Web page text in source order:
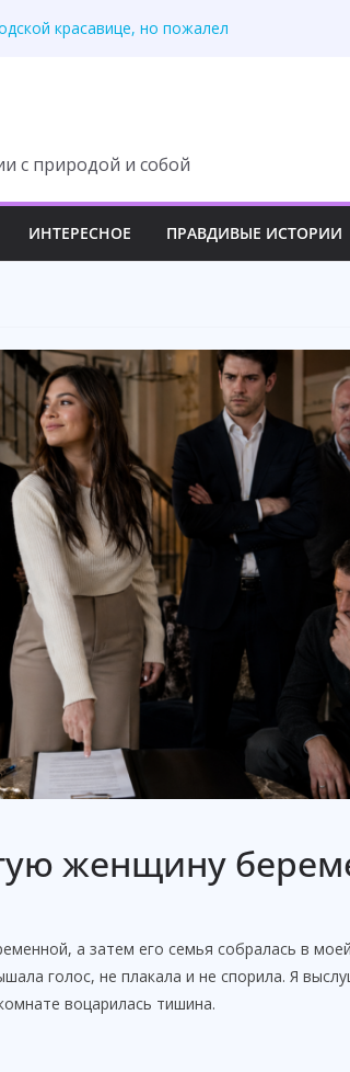
квартиру совсем не так
красавице, но пожалел
о тайных поездках мужа
с природой и собой
ИНТЕРЕСНОЕ ПРАВДИВЫЕ ИСТОРИИ
женщину
а затем его семья собралась в
голос, не плакала и не спорила. Я
воцарилась тишина.